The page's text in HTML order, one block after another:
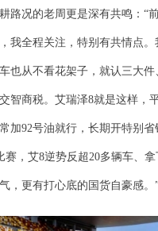
路况的老周更是深有共鸣：“
我全程关注，特别有共情点。
也从不看花架子，就认三大件
智商税。艾瑞泽8就是这样，
加92号油就行，长期开特别
赛，艾8逆势反超20多辆车、拿
，更有打心底的国货自豪感。